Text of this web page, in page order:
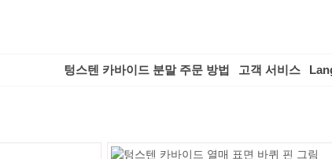
텅스텐 카바이드 분말 주문 방법 고객 서비스